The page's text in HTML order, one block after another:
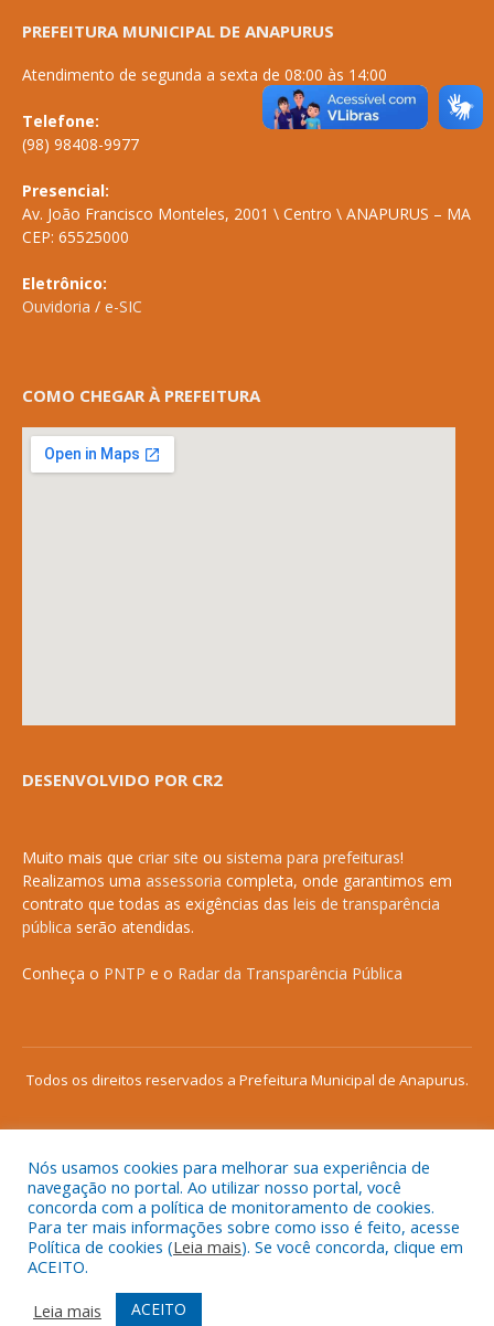
PREFEITURA MUNICIPAL DE ANAPURUS
Atendimento de segunda a sexta de 08:00 às 14:00
Telefone:
(98) 98408-9977
Presencial:
Av. João Francisco Monteles, 2001 \ Centro \ ANAPURUS – MA
CEP: 65525000
Eletrônico:
Ouvidoria / e-SIC
COMO CHEGAR À PREFEITURA
DESENVOLVIDO POR CR2
Muito mais que criar site ou sistema para prefeituras!
Realizamos uma assessoria completa, onde garantimos em
contrato que todas as exigências das leis de transparência
pública serão atendidas.
Conheça o PNTP e o Radar da Transparência Pública
Todos os direitos reservados a Prefeitura Municipal de Anapurus.
Mapa do Site
Acessar Área Administrativa
Acessar o Webmail
Nós usamos cookies para melhorar sua experiência de
navegação no portal. Ao utilizar nosso portal, você
concorda com a política de monitoramento de cookies.
Para ter mais informações sobre como isso é feito, acesse
Política de cookies (Leia mais). Se você concorda, clique em
ACEITO.
Leia mais
ACEITO